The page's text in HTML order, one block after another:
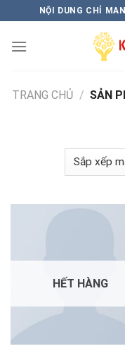
to
content
NỘI DUNG CHỈ
TRANG CHỦ / SẢN
HẾT HÀNG